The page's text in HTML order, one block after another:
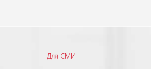
Для СМИ